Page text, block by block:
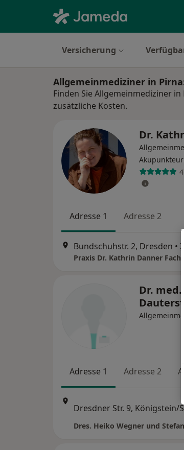
Versicherung
Allgemeinmediziner in
Finden Sie Allgemeinmediziner
zusätzliche Kosten.
Dr.
Adresse 1 Adresse 2
Bundschuhstr. 2, Dresden •
Dr.
Adresse 1 Adresse 2
Dres. Heiko Wegner und